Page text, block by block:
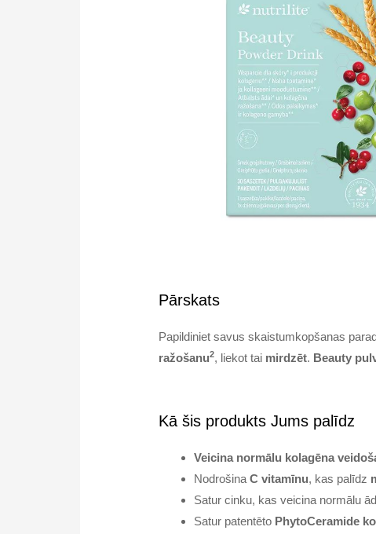
Pārskats
Papildiniet savus skaistumkopšanas
ražošanu2, liekot tai mirdzēt. Beauty
Kā šis produkts Jums palīdz
Veicina normālu kolagēna
NodrošinaC vitamīnu, kas palīdz
Satur cinku, kas veicina normālu
Satur patentēto PhytoCeramide